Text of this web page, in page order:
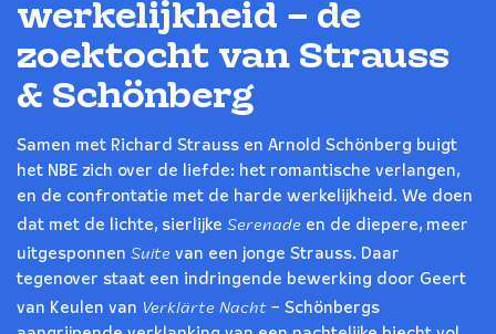
werkelijkheid – de
zoektocht van Strauss
& Schönberg
Samen met Richard Strauss en Arnold Schönberg buigt
het NBE zich over de liefde: het romantische verlangen,
en de confrontatie met de harde werkelijkheid. We doen
dat met de lichte, sierlijke Serenade en de diepere, meer
uitgesponnen Suite van een jonge Strauss. Daar
tegenover staat een indringende bewerking door Geert
van Keulen van Verklärte Nacht – Schönbergs